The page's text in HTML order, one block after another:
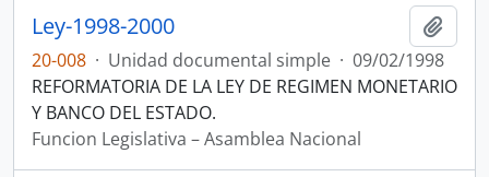
Ley-1998-2000
20-008 · Unidad documental simple · 09/02/1998
REFORMATORIA DE LA LEY DE REGIMEN MONETARIO
Y BANCO DEL ESTADO.
Funcion Legislativa – Asamblea Nacional